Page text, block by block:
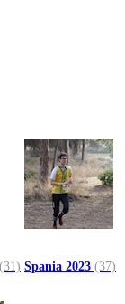
(31) Spania 2023 (37)